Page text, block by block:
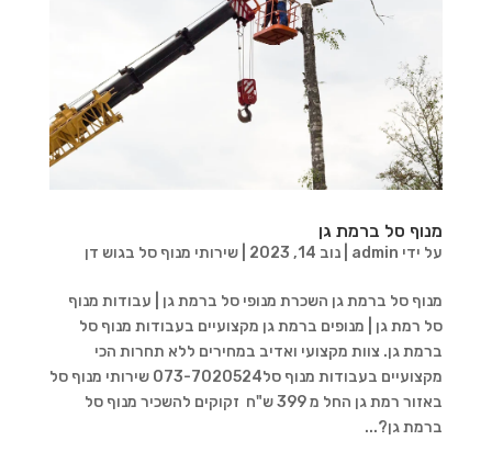
מנוף סל ברמת גן
על ידי admin נוב 14, 2023 שירותי מנוף סל בגוש דן
מנוף סל ברמת גן השכרת מנופי סל ברמת גן | עבודות מנוף
סל רמת גן | מנופים ברמת גן מקצועיים בעבודות מנוף סל
ברמת גן. צוות מקצועי ואדיב במחירים ללא תחרות הכי
מקצועיים בעבודות מנוף סל073-7020524 שירותי מנוף סל
באזור רמת גן החל מ 399 ש"ח זקוקים להשכיר מנוף סל
ברמת גן?...